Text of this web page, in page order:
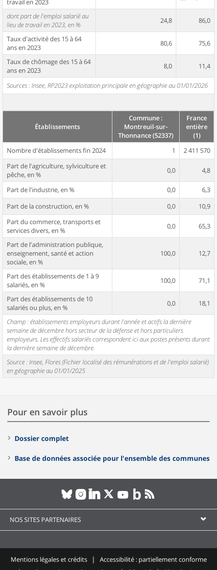
travail en 2023
dont part de l'emploi salarié au
lieu de travail en 2023, en %
24,8 86,0
Taux d'activité des 15 à 64
ans en 2023
80,6 75,6
Taux de chômage des 15 à 64
ans en 2023
8,0 11,4
Sources : Insee, RP2023 exploitation principale en géographie au 01/01/2026
Établissements
Commune :
Montreuil-sur-
Thonnance (52337)
France
entière
(1)
Nombre d'établissements fin 2024
1
2 411 570
Part de l'agriculture, sylviculture et
pêche, en %
0,0 4,8
Part de l'industrie, en % 0,0
6,3
Part de la construction, en %
0,0
10,9
Part du commerce, transports et
services divers, en %
0,0 65,3
Part de l'administration publique,
enseignement, santé et action
sociale, en %
100,0 12,7
Part des établissements de 1 à 9
salariés, en %
100,0 71,1
Part des établissements de 10
salariés ou plus, en %
0,0 18,1
Champ : établissements employeurs durant l'année et actifs la dernière
semaine de décembre hors secteur de la défense et hors particuliers
employeurs. Les effectifs salariés correspondent ici aux postes présents durant
la dernière semaine de décembre.
Source : Insee, Flores (Fichier localisé des rémunérations et de l'emploi salarié)
en géographie au 01/01/2025
Pour en savoir plus
Dossier complet
Base de données associée pour l'ensemble des communes
NOS SITES PARTENAIRES
Mentions légales et crédits
Accessibilité : partiellement conforme